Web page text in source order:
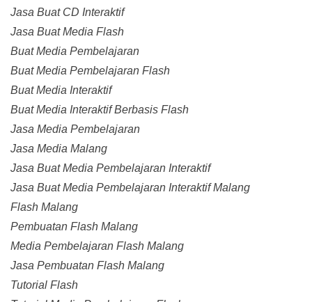
Jasa Buat CD Interaktif
Jasa Buat Media Flash
Buat Media Pembelajaran
Buat Media Pembelajaran Flash
Buat Media Interaktif
Buat Media Interaktif Berbasis Flash
Jasa Media Pembelajaran
Jasa Media Malang
Jasa Buat Media Pembelajaran Interaktif
Jasa Buat Media Pembelajaran Interaktif Malang
Flash Malang
Pembuatan Flash Malang
Media Pembelajaran Flash Malang
Jasa Pembuatan Flash Malang
Tutorial Flash